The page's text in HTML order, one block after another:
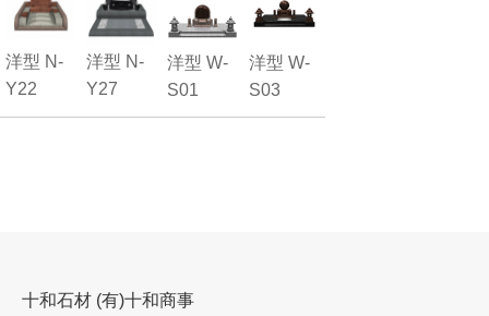
洋型 N-
Y22
洋型 N-
Y27
洋型 W-
S01
洋型 W-
S03
十和石材 (有)十和商事